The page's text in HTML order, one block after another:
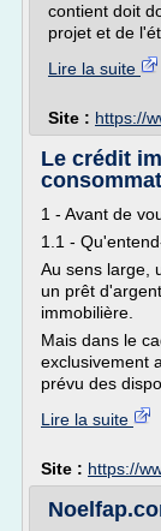
contient doit
projet et de
Lire la suite
Site : https://
Le crédit
1 - Avant de
1.1 -
Au sens large,
un prêt
immobilière.
Mais dans le
exclusivement
prévu des
Lire la suite
Site : https://